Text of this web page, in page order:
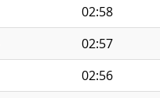
02:58
02:57
02:56